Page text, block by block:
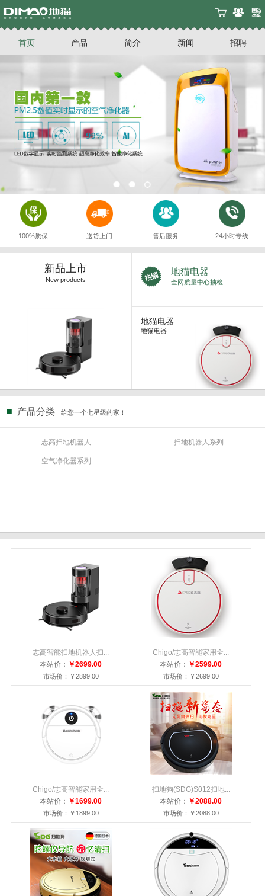
首页 产品 简介 新闻 招聘
100%质保 送货上门 售后服务 24小时专线
新品上市
New products
地猫电器
全网质量中心抽检
地猫电器
地猫电器
■ 产品分类 给您一个七星级的家！
志高扫地机器人 扫地机器人系列
空气净化器系列
志高智能扫地机器人扫...
本站价： ￥2699.00
市场价：￥2899.00
Chigo/志高智能家用全...
本站价： ￥2599.00
市场价：￥2699.00
Chigo/志高智能家用全...
本站价： ￥1699.00
市场价：￥1899.00
扫地狗(SDG)S012扫地...
本站价： ￥2088.00
市场价：￥2088.00